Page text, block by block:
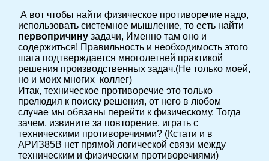
А вот чтобы найти физическое противоречие надо,
использовать системное мышление, то есть найти
первопричину задачи, Именно там оно и
содержиться! Правильность и необходимость этого
шага подтверждается многолетней практикой
решения производственных задач.(Не только моей,
но и моих многих коллег)
Итак, техническое противоречие это только
прелюдия к поиску решения, от него в любом
случае мы обязаны перейти к физическому. Тогда
зачем, извините за повторение, играть с
техническими противоречиями? (Кстати и в
АРИЗ85В нет прямой логической связи между
техническим и физическим противоречиями)